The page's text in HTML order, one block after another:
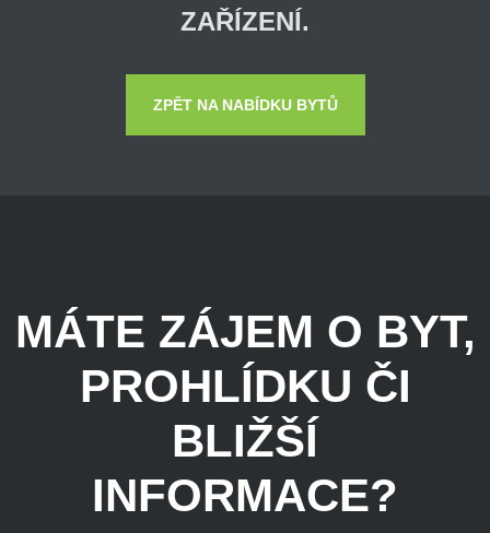
ZAŘÍZENÍ.
ZPĚT NA NABÍDKU BYTŮ
MÁTE ZÁJEM O BYT,
PROHLÍDKU ČI
BLIŽŠÍ
INFORMACE?